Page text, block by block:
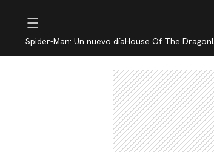
Spider-Man: Un nuevo díaHouse Of The Dragon